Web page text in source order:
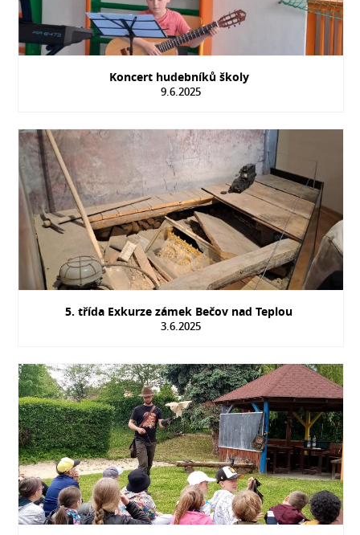
Koncert hudebníků školy
9.6.2025
5. třída Exkurze zámek Bečov nad Teplou
3.6.2025